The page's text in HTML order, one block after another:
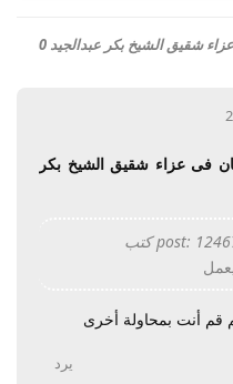
الشيخ محمــد جمــــــال شعبـــان فى عزاء شقيق الشيخ بكر عبدالجيد 0
فى عزاء شقيق الشيخ بكر
قم أنت بمحاولة أخرى
يرد